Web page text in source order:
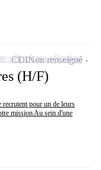
(H/F)
pour un de leurs
mission Au sein d'une
CDINon renseigné
offre à ma sélection